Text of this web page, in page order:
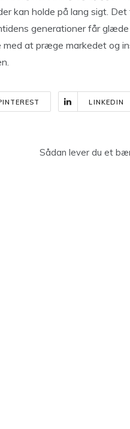
kan holde på lang sigt.
generationer får
at præge markedet og
LINKEDIN
Sådan lever du et